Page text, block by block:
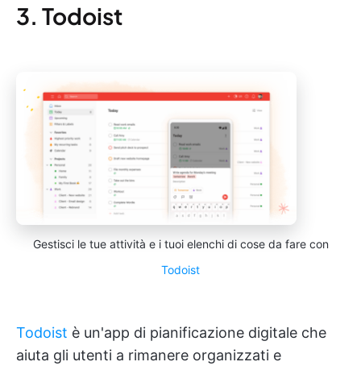
3. Todoist
Gestisci le tue attività e i tuoi elenchi di cose da fare con
Todoist
Todoist è un'app di pianificazione digitale che
aiuta gli utenti a rimanere organizzati e